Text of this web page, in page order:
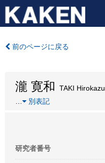
前のページに戻る
瀧 寛和 TAKI Hirokazu
別表記
研究者番号